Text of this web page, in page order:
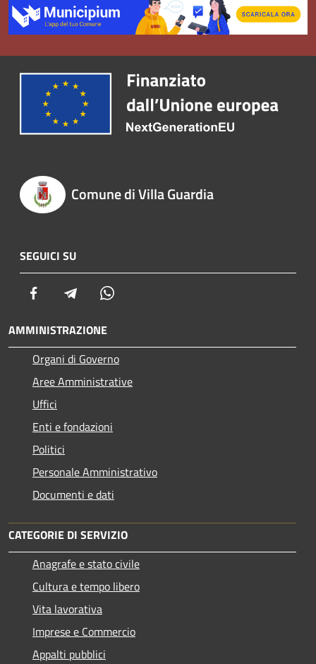
Comune di Villa Guardia
SEGUICI SU
Facebook Telegram
AMMINISTRAZIONE
Organi di Governo
Aree Amministrative
Uffici
Enti e fondazioni
Politici
Personale Amministrativo
Documenti e dati
CATEGORIE DI SERVIZIO
Anagrafe e stato civile
Cultura e tempo libero
Vita lavorativa
Imprese e Commercio
Appalti pubblici